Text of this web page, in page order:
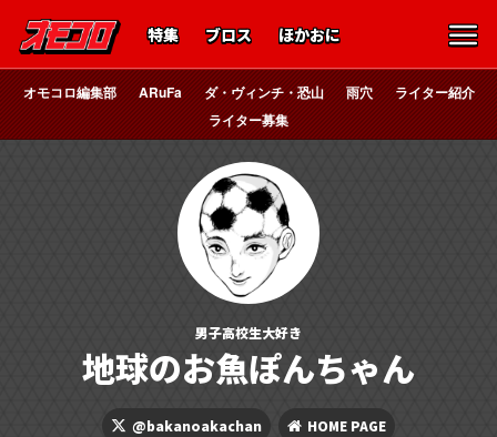
特集 ブロス ほかおに
オモコロ編集部 ARuFa ダ・ヴィンチ・恐山 雨穴
ライター紹介
ライター募集
男子高校生大好き
地球のお魚ぽんちゃん
@bakanoakachan HOME PAGE